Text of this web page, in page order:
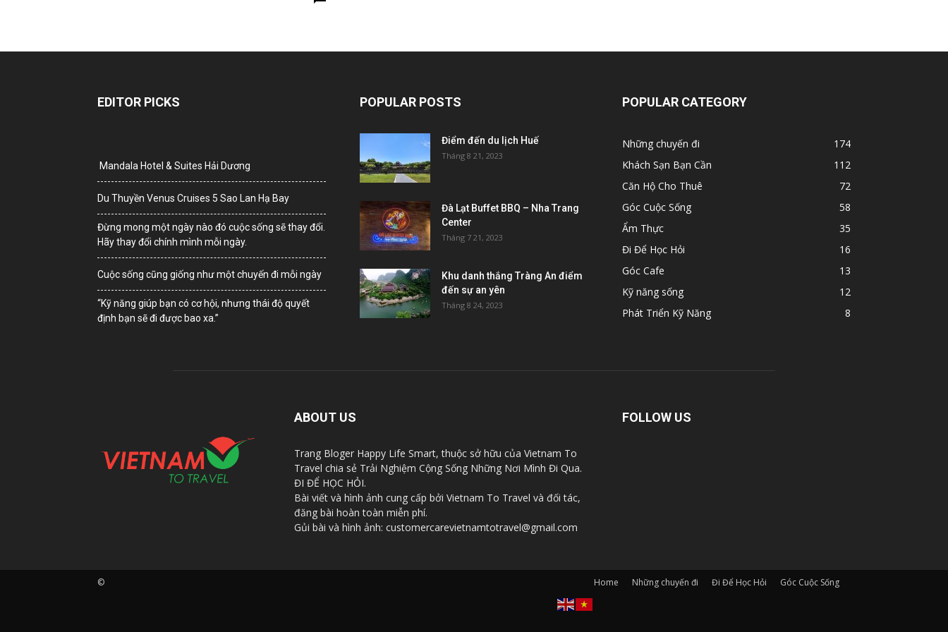
EDITOR PICKS
Mandala Hotel & Suites Hải Dương
Du Thuyền Venus Cruises 5 Sao Lan Hạ Bay
Đừng mong một ngày nào đó cuộc sống sẽ thay đổi.
Hãy thay đổi chính mình mỗi ngày.
Cuộc sống cũng giống như một chuyến đi mỗi ngày
“Kỹ năng giúp bạn có cơ hội, nhưng thái độ quyết
định bạn sẽ đi được bao xa.”
POPULAR POSTS
Điểm đến du lịch Huế
Tháng 8 21, 2023
Đà Lạt Buffet BBQ – Nha Trang
Center
Tháng 7 21, 2023
Khu danh thắng Tràng An điểm
đến sự an yên
Tháng 8 24, 2023
POPULAR CATEGORY
Những chuyến đi
174
Khách Sạn Bạn Cần
112
Căn Hộ Cho Thuê
72
Góc Cuộc Sống
58
Ẩm Thực
35
Đi Để Học Hỏi
16
Góc Cafe
13
Kỹ năng sống
12
Phát Triển Kỹ Năng
8
ABOUT US
Trang Bloger Happy Life Smart, thuộc sở hữu của Vietnam To
Travel chia sẻ Trải Nghiệm Cộng Sống Những Nơi Mình Đi Qua.
ĐI ĐỂ HỌC HỎI.
Bài viết và hình ảnh cung cấp bởi Vietnam To Travel và đối tác,
đăng bài hoàn toàn miễn phí.
Gủi bài và hình ảnh: customercarevietnamtotravel@gmail.com
FOLLOW US
Home Những chuyến đi Đi Để Học Hỏi Góc Cuộc Sống
©